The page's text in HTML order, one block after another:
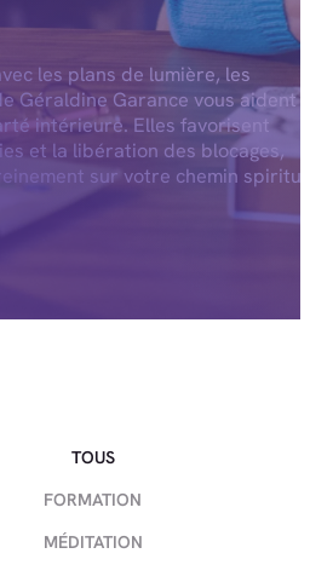
les plans de lumière, les
Géraldine Garance vous aident
intérieure. Elles favorisent
et la libération des blocages,
sur votre chemin
TOUS
FORMATION
MÉDITATION